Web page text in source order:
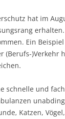
hat im
Ein
(Berufs-)Verkehr
schnelle und
Katzen,